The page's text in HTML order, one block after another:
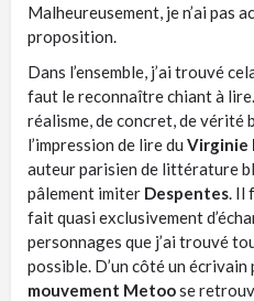
Malheureusement, je n’ai pas
proposition.
Dans l’ensemble, j’ai trouvé
faut le reconnaître chiant à lire.
réalisme, de concret, de vérité
l’impression de lire du Virginie
auteur parisien de littérature
pâlement imiter Despentes .
fait quasi exclusivement
personnages que j’ai trouvé
possible. D’un côté un
mouvement Metoose